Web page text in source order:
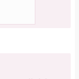
54 çift